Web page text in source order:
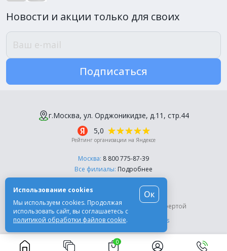
Новости и акции только для своих
Подписаться
© Компания «Эль-Дент», 2003-2026
Цены на сайте не являются публичной офертой
Разработка сайта -Moscow Dynamics
г.Москва, ул. Орджоникидзе, д.11, стр.44
5,0
Рейтинг организации на Яндексе
Москва: 8 800 775-87-39
Все филиалы: Подробнее
Пн-Пт, с 10:00 до 18:00
Использование cookies
Мы используем cookies. Продолжая
использовать сайт, вы соглашаетесь с
политикой обработки файлов cookie.
Ок
0